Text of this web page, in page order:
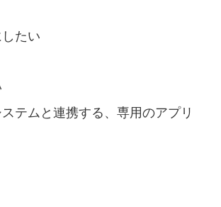
たい
テムと連携する、専用のアプリ